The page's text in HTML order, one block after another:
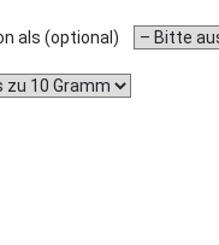
als (optional)